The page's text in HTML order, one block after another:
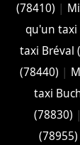
(78410) |
qu'un taxi
taxi Bréval
(78440) |
taxi
(78830) |
(78955)